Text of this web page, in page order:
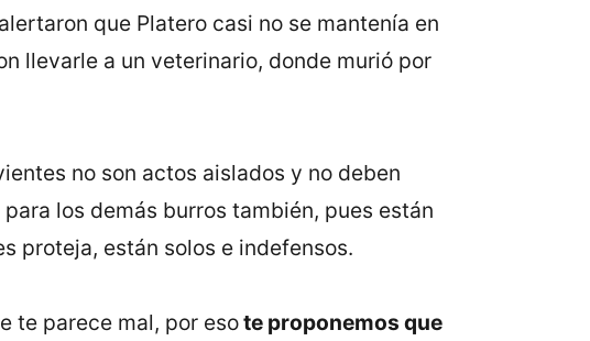
que Platero casi no se mantenía en
llevarle a un veterinario, donde murió por
no son actos aislados y no deben
los demás burros también, pues están
proteja, están solos e indefensos.
te parece mal, por esote proponemos que